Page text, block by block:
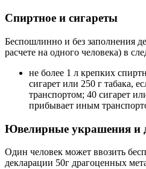
Спиртное и сигареты
Беспошлинно и без заполнения
расчете на одного человека) в
не более 1 л крепких
сигарет или 250 г табака,
транспортом; 40 сигарет
прибывает иным
Ювелирные украшения и
Один человек может ввозить
декларации 50г драгоценных